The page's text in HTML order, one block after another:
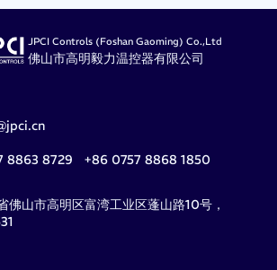
JPCI Controls (Foshan Gaoming) Co.,Ltd
佛山市高明毅力温控器有限公司
8863 8729 +86 0757 8868 1850
佛山市高明区富湾工业区蓬山路10号，